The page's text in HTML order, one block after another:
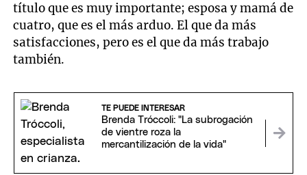
título que es muy importante; esposa y mamá de
cuatro, que es el más arduo. El que da más
satisfacciones, pero es el que da más trabajo
también.
TE PUEDE INTERESAR
Brenda Tróccoli: "La subrogación
de vientre roza la
mercantilización de la vida"